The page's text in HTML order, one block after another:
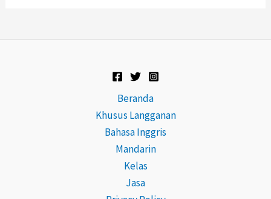
Beranda
Khusus Langganan
Bahasa Inggris
Mandarin
Kelas
Jasa